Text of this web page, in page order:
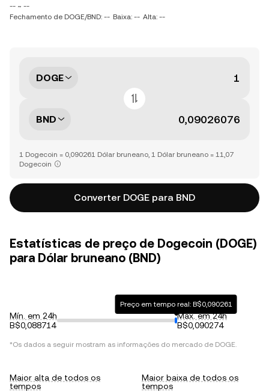
-- ~ --
Fechamento de DOGE/BND: -- Baixa: -- Alta: --
DOGE
BND
1 Dogecoin = 0,090261 Dólar bruneano, 1 Dólar bruneano = 11,07
Dogecoin
Converter DOGE para BND
Estatísticas de preço de Dogecoin (DOGE)
para Dólar bruneano (BND)
Mín. em 24h
B$0,088714
Preço em tempo real: B$0,090261
Máx. em 24h
B$0,090274
*Os dados a seguir mostram as informações do mercado de DOGE.
Maior alta de todos os
tempos
Maior baixa de todos os
tempos